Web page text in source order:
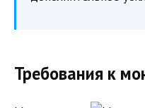
Требования к